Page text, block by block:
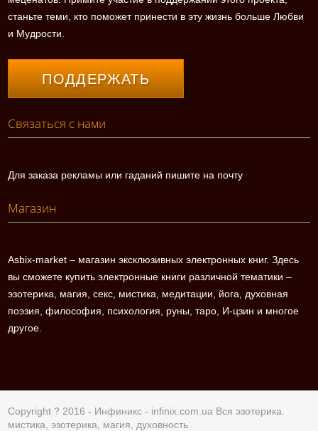
станьте теми, кто поможет принести в эту жизнь больше Любви
и Мудрости.
ПОДДЕРЖАТЬ
Связаться с нами
Для заказа рекламы или гаданий пишите на почту
Магазин
Asbix-market – магазин эксклюзивных электронных книг. Здесь
вы сможете купить электронные книги различной тематики –
эзотерика, магия, секс, мистика, медитации, йога, духовная
поэзия, философия, психология, руны, таро, И-цзин и многое
другое.
Copyright ? 2016 - Инфиникс - infinix.com.ua Вся эзотерика.
мистика, эзотерика, магия, духовность